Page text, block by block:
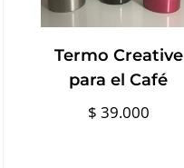
Termo Creative
para el Café
$ 39.000